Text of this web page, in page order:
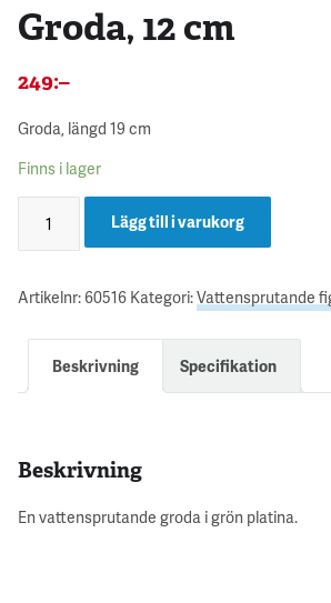
Groda, 12 cm
249:–
Groda, längd 19 cm
Finns i lager
Lägg till i varukorg
Artikelnr:60516 Kategori:Vattensprutande
Beskrivning Specifikation
Beskrivning
En vattensprutande groda i grön platina.